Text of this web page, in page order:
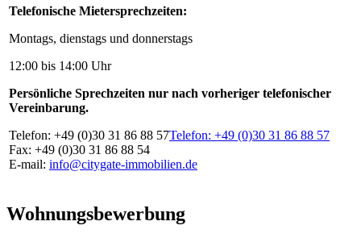
Telefonische Mietersprechzeiten:
Montags, dienstags und donnerstags
12:00 bis 14:00 Uhr
Persönliche Sprechzeiten nur nach vorheriger telefonischer
Vereinbarung.
Telefon: +49 (0)30 31 86 88 57Telefon: +49 (0)30 31 86 88 57
Fax: +49 (0)30 31 86 88 54
E-mail: info@citygate-immobilien.de
Wohnungsbewerbung